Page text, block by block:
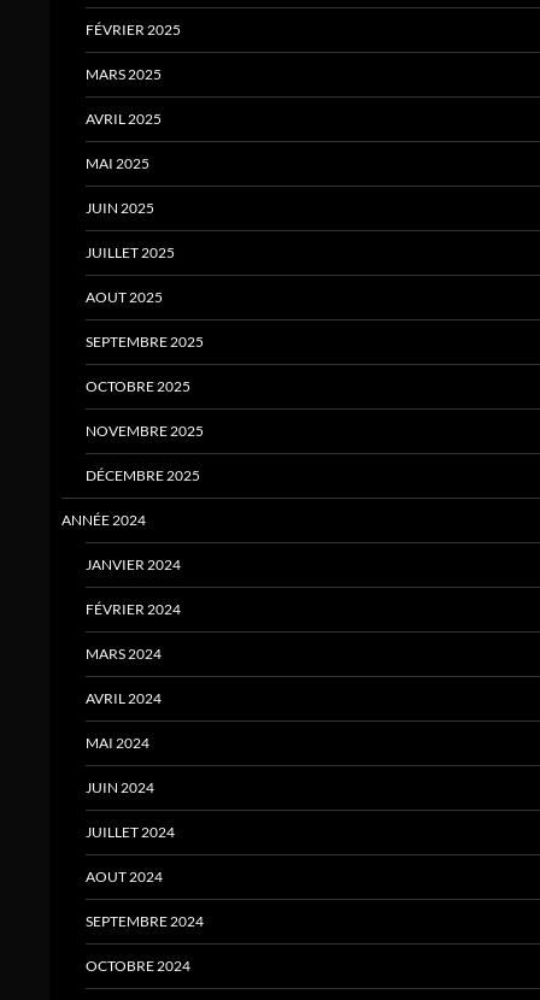
FÉVRIER 2025
MARS 2025
AVRIL 2025
MAI 2025
JUIN 2025
JUILLET 2025
AOUT 2025
SEPTEMBRE 2025
OCTOBRE 2025
NOVEMBRE 2025
DÉCEMBRE 2025
ANNÉE 2024
JANVIER 2024
FÉVRIER 2024
MARS 2024
AVRIL 2024
MAI 2024
JUIN 2024
JUILLET 2024
AOUT 2024
SEPTEMBRE 2024
OCTOBRE 2024